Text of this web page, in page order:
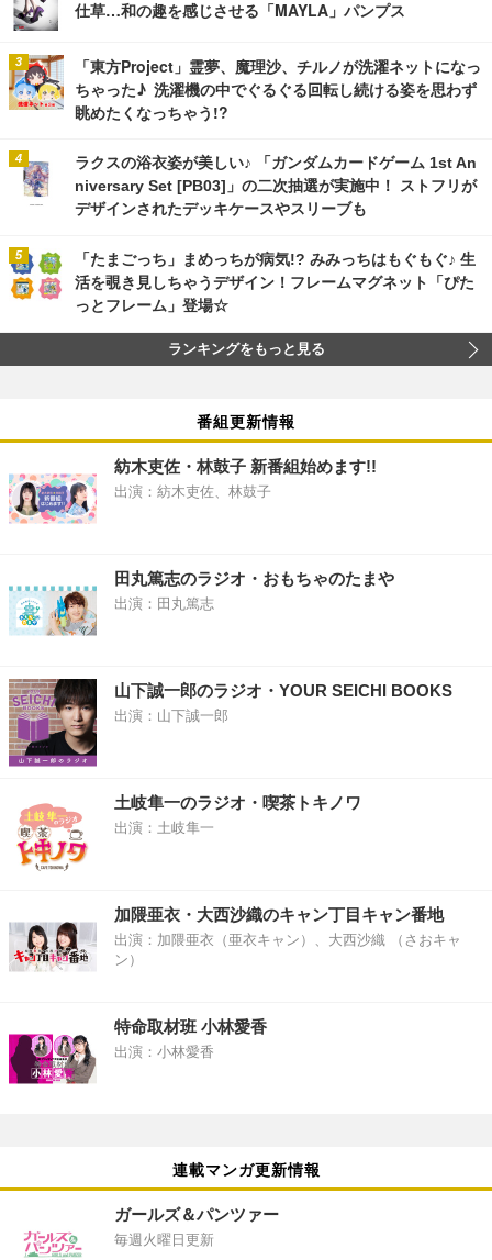
仕草…和の趣を感じさせる「MAYLA」パンプス
「東方Project」霊夢、魔理沙、チルノが洗濯ネットになっ
ちゃった♪ 洗濯機の中でぐるぐる回転し続ける姿を思わず
眺めたくなっちゃう!?
ラクスの浴衣姿が美しい♪ 「ガンダムカードゲーム 1st An
niversary Set [PB03]」の二次抽選が実施中！ ストフリが
デザインされたデッキケースやスリーブも
「たまごっち」まめっちが病気!? みみっちはもぐもぐ♪ 生
活を覗き見しちゃうデザイン！フレームマグネット「ぴた
っとフレーム」登場☆
ランキングをもっと見る
番組更新情報
紡木吏佐・林鼓子 新番組始めます!!
出演：紡木吏佐、林鼓子
田丸篤志のラジオ・おもちゃのたまや
出演：田丸篤志
山下誠一郎のラジオ・YOUR SEICHI BOOKS
出演：山下誠一郎
土岐隼一のラジオ・喫茶トキノワ
出演：土岐隼一
加隈亜衣・大西沙織のキャン丁目キャン番地
出演：加隈亜衣（亜衣キャン）、大西沙織 （さおキャ
ン）
特命取材班 小林愛香
出演：小林愛香
連載マンガ更新情報
ガールズ＆パンツァー
毎週火曜日更新